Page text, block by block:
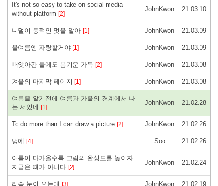
It's not so easy to take on social media
without platform [2]
JohnKwon 21.03.10
니덜이 동적인 멋을 알아 [1] JohnKwon 21.03.09
올여름엔 자랑할거야 [1] JohnKwon 21.03.09
빼앗아간 들에도 봄기운 가득 [2] JohnKwon 21.03.08
겨울의 마지막 페이지 [1] JohnKwon 21.03.08
여름을 알기전에 여름과 가을의 경계에서 나
는 서있네 [1]
JohnKwon 21.02.28
To do more than I can draw a picture [2] JohnKwon 21.02.26
멍에 [4] Soo 21.02.26
여름이 다가올수록 그림의 완성도를 높이자.
지금은 때가 아니다 [2]
JohnKwon 21.02.24
리숙 눈이 오는대 [3] JohnKwon 21.02.19